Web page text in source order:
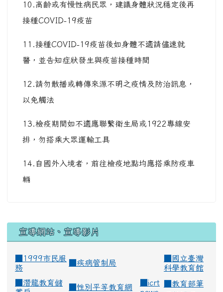
10.高齡或有慢性病民眾，建議身體狀況穩定後再
接種COVID-19疫苗
11.接種COVID-19疫苗後如身體不適請儘速就
醫，並告知症狀發生與疫苗接種時間
12.請勿散播或轉傳來源不明之疫情及防治訊息，
以免觸法
13.檢疫期間如不適應聯繫衛生局或1922專線安
排，勿搭乘大眾運輸工具
14.自國外入境者，前往檢疫地點均應搭乘防疫車
輛
宣導網站、宣導影片
■1999市民服
務
疾病管制局
國立臺灣
科學教育館
潛龍教育儲
性別平等教育網
icrt
教育部筆